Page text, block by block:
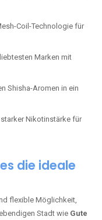
Coil-Technologie für
Marken mit
Shisha-Aromen in ein
Nikotinstärke für
die ideale
flexible Möglichkeit,
Stadt wie Gute